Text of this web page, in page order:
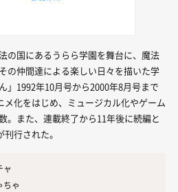
の国にあるうらら学園を舞台に、魔法
の仲間達による楽しい日々を描いた学
」1992年10月号から2000年8月号まで
化をはじめ、ミュージカル化やゲーム
。また、連載終了から11年後に続編と
行された。
ャ
ちゃ